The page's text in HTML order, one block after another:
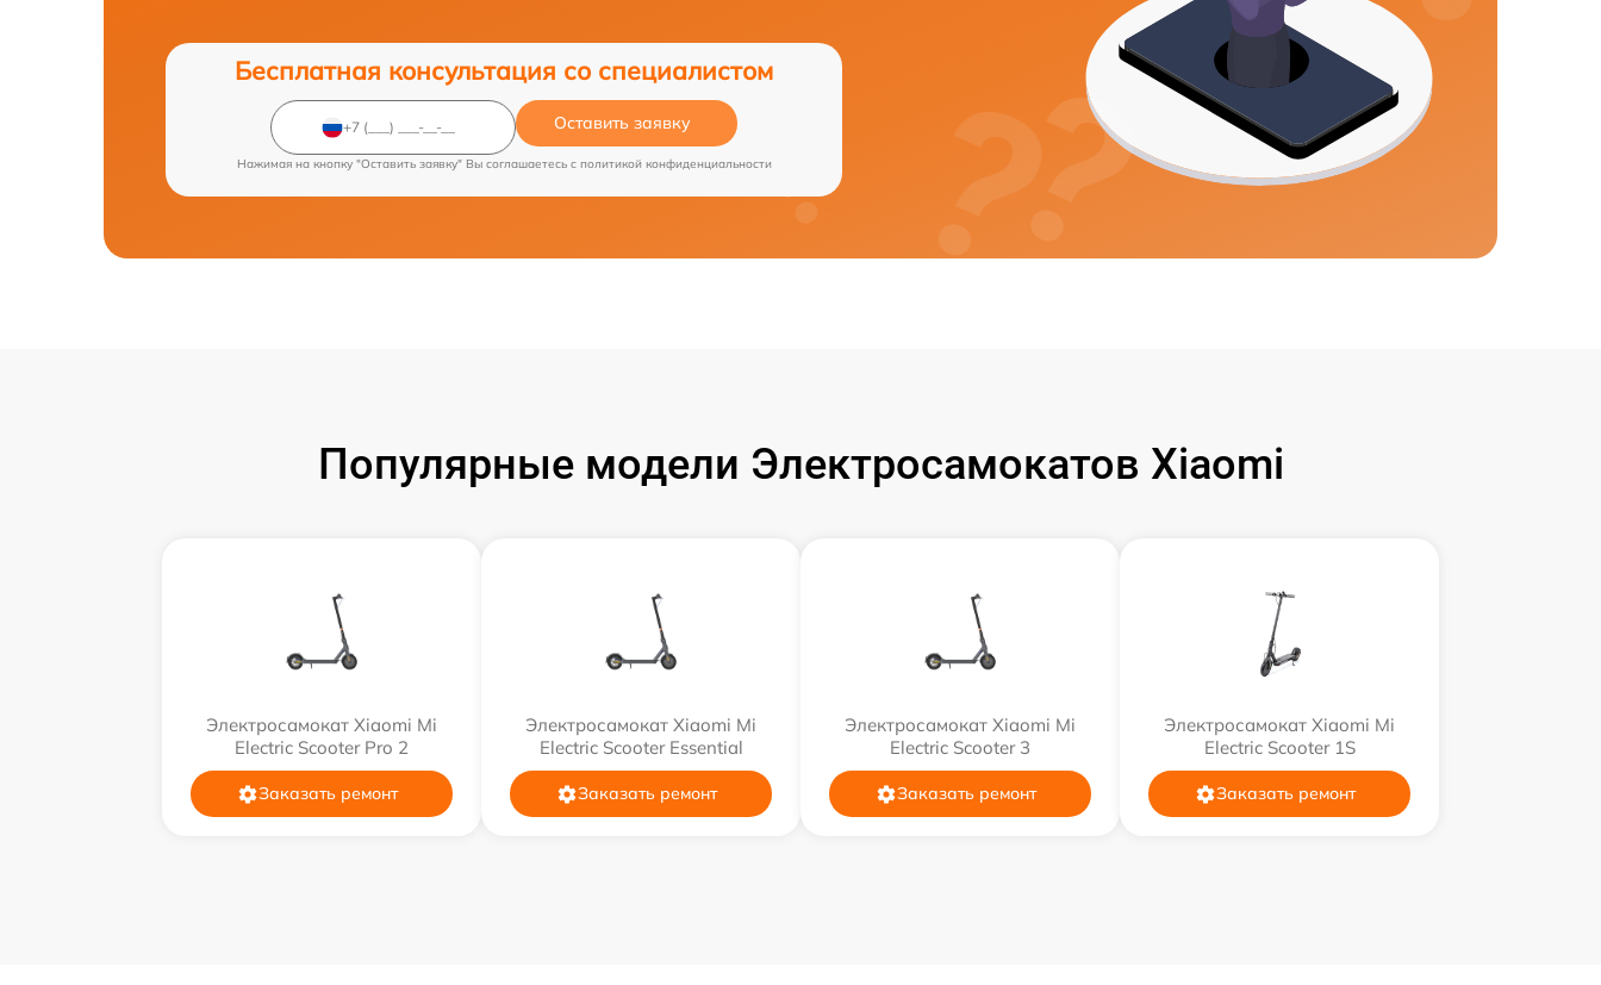
Бесплатная консультация со специалистом
Оставить заявку
Нажимая на кнопку "Оставить заявку" Вы соглашаетесь c политикой конфиденциальности
Популярные модели Электросамокатов Xiaomi
Электросамокат Xiaomi Mi
Electric Scooter Pro 2
Заказать ремонт
Электросамокат Xiaomi Mi
Electric Scooter Essential
Заказать ремонт
Электросамокат Xiaomi Mi
Electric Scooter 3
Заказать ремонт
Электросамокат Xiaomi Mi
Electric Scooter 1S
Заказать ремонт